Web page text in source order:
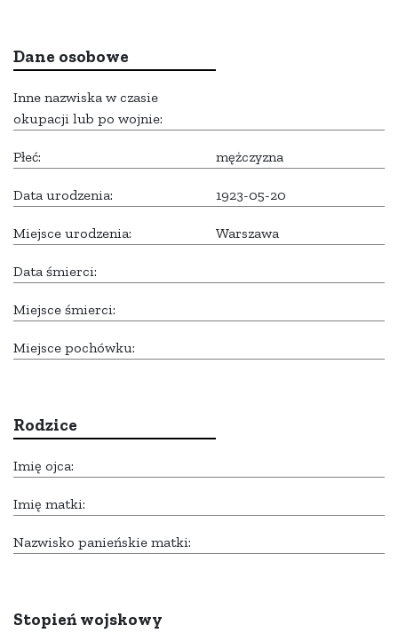
Dane osobowe
Inne nazwiska w czasie
okupacji lub po wojnie:
Płeć: mężczyzna
Data urodzenia: 1923-05-20
Miejsce urodzenia: Warszawa
Data śmierci:
Miejsce śmierci:
Miejsce pochówku:
Rodzice
Imię ojca:
Imię matki:
Nazwisko panieńskie matki:
Stopień wojskowy